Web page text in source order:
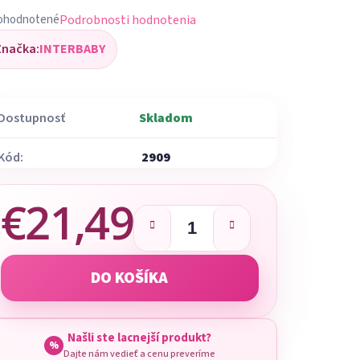
Podrobnosti hodnotenia
INTERBABY
Skladom
2909
€21,49
Jednotková cena:
DO KOŠÍKA
% Našli ste lacnejší produkt?
Dajte nám vedieť a cenu preveríme